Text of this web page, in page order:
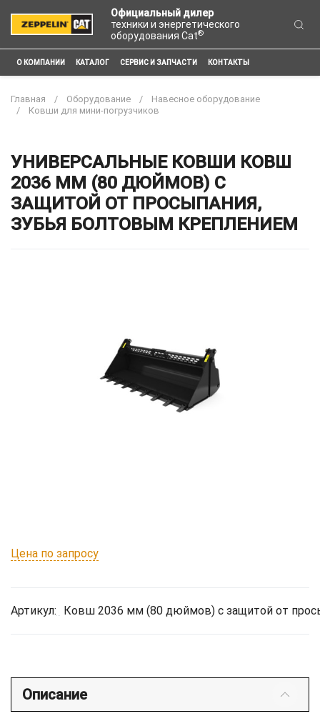
Официальный дилер
техники и энергетического
оборудования Cat®
О КОМПАНИИ КАТАЛОГ СЕРВИС И ЗАПЧАСТИ КОНТАКТЫ
Главная Оборудование
Навесное оборудование
Ковши для мини-погрузчиков
УНИВЕРСАЛЬНЫЕ КОВШИ КОВШ
2036 ММ (80 ДЮЙМОВ) С
ЗАЩИТОЙ ОТ ПРОСЫПАНИЯ,
ЗУБЬЯ БОЛТОВЫМ КРЕПЛЕНИЕМ
Цена по запросу
Артикул: Ковш 2036 мм (80 дюймов) с защитой от
Описание